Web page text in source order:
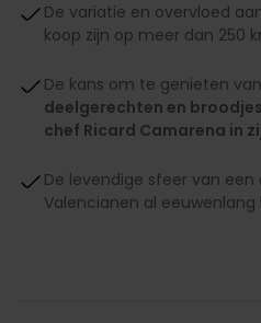
De variatie en overvloed
koop zijn op meer dan 250
De kans om te genieten
deelgerechten en
chef Ricard Camarena in
De levendige sfeer van
Valencianen al